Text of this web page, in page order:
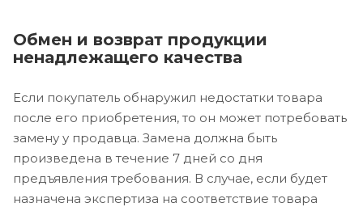
Обмен и возврат продукции
ненадлежащего качества
Если покупатель обнаружил недостатки товара
после его приобретения, то он может потребовать
замену у продавца. Замена должна быть
произведена в течение 7 дней со дня
предъявления требования. В случае, если будет
назначена экспертиза на соответствие товара